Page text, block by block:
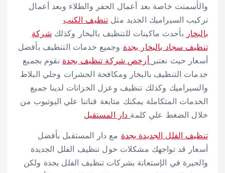
والأسمنت خاصة بعد أعمال الحفر والطلاء وبعد أعمال
تركيب السيراميك الجديد مثل تنظيف الكنب
بالبخار بأحدث ماكينات للتنظيف بالبخار وكذلك شركة
تنظيف سجاد بالبخار بجدة وجميع خدمات التنظيف بأفضل
أسعار حيث نعتبر أرخص شركة تنظيف بجدة نقوم بجميع
خدمات التنظيف بالبخار ومكافحة الحشرات وجلي البلاط
والسيراميك وكذلك تنظيف وعزل الخزانات لدينا جميع
الخدمات المتكاملة يمكنك متابعة قناتنا علي اليوتيوب من
خلال الضغط علي كلمة دار المستقبل
تنظيف الفلل الجديدة بجدة مع دار المستقبل بأفضل
أسعار قد تواجهك مشكلات حول تنظيف الفلل الجديدة
والحيرة في الإستعانة بشركات تنظيف الفلل بجدة ولكن